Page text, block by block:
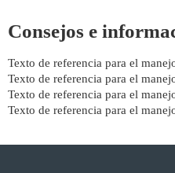
Consejos e
Texto de referencia para el
Texto de referencia para el
Texto de referencia para el
Texto de referencia para el